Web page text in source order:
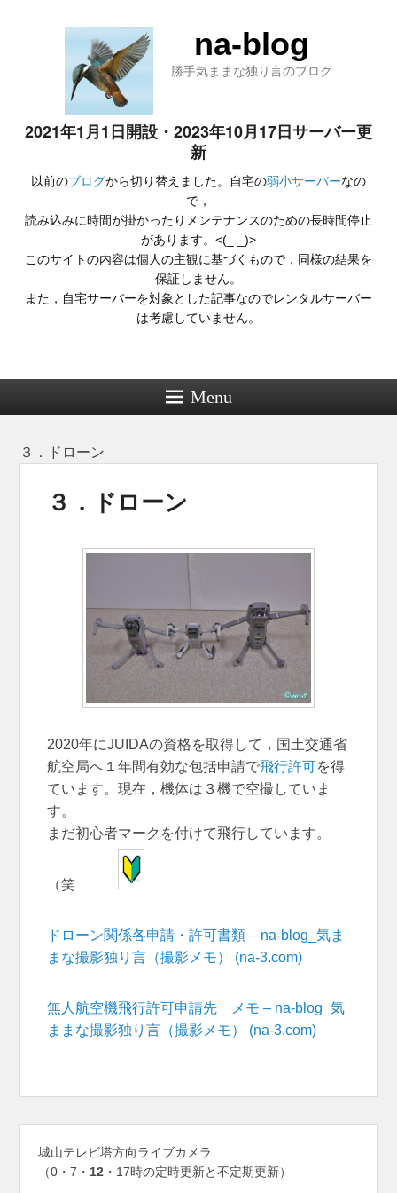
na-blog
勝手気ままな独り言のブログ
2021年1月1日開設・2023年10月17日サーバー更
新
以前のブログから切り替えました。自宅の弱小サーバーなの
で，
読み込みに時間が掛かったりメンテナンスのための長時間停止
があります。<(_ _)>
このサイトの内容は個人の主観に基づくもので，同様の結果を
保証しません。
また，自宅サーバーを対象とした記事なのでレンタルサーバー
は考慮していません。
Menu
３．ドローン
３．ドローン
2020年にJUIDAの資格を取得して，国土交通省
航空局へ１年間有効な包括申請で飛行許可を得
ています。現在，機体は３機で空撮していま
す。
まだ初心者マークを付けて飛行しています。
（笑
ドローン関係各申請・許可書類 – na-blog_気ま
まな撮影独り言（撮影メモ） (na-3.com)
無人航空機飛行許可申請先 メモ – na-blog_気
ままな撮影独り言（撮影メモ） (na-3.com)
城山テレビ塔方向ライブカメラ
（0・7・ 12 ・17時の定時更新と不定期更新）